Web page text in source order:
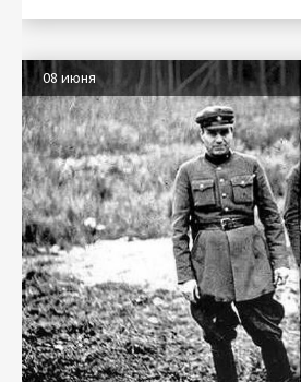
08 июня